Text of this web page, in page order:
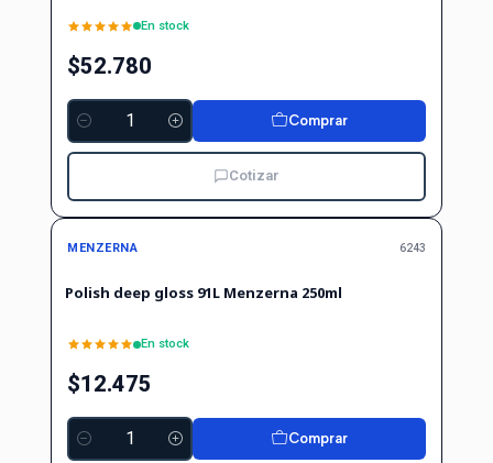
En stock
$52.780
Cantidad
Comprar
Cotizar
MENZERNA 6243
Polish deep gloss 91L Menzerna 250ml
En stock
$12.475
Cantidad
Comprar